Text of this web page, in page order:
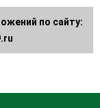
по сайту: